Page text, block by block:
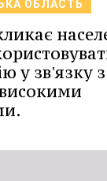
ОБЛАСТЬ
у зв'язку з